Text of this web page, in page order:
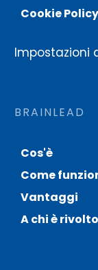
BRAINLEAD
Cos'è
Come
Vantaggi
A chi è rivolto
Cookie Policy
Impostazioni